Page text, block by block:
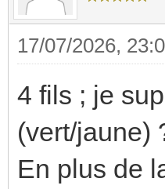
17/07/2026,
4 fils ; je
(vert/jaune)
En plus de